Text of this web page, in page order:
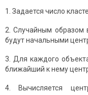
1. Задается число
2. Случайным образом
будут начальными
3. Для каждого
ближайший к нему
4. Вычисляется